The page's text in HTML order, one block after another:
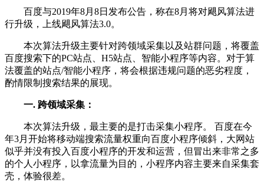
百度与2019年8月8日发布公告，称在8月将对飓风算法进
行升级，上线飓风算法3.0。
本次算法升级主要针对跨领域采集以及站群问题，将覆盖
百度搜索下的PC站点、H5站点、智能小程序等内容。对于算
法覆盖的站点/智能小程序，将会根据违规问题的恶劣程度，
酌情限制搜索结果的展现。
一. 跨领域采集：
本次算法升级，最主要的是打击采集小程序。 百度在今
年3月开始将移动端搜索流量权重向百度小程序倾斜，大网站
似乎并没有投入百度小程序的开发和运营，但冒出来非常之多
的个人小程序，以拿流量为目的，小程序内容主要来自采集套
壳，体验很差。